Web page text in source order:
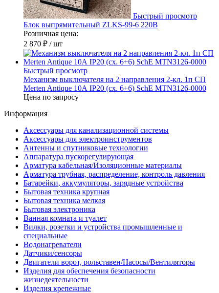
Быстрый просмотр
Блок выпрямительный ZLKS-99-6 220В
Розничная цена:
2 870 ₽ / шт
Быстрый просмотр
Механизм выключателя на 2 направления 2-кл. 1п СП
Merten Antique 10А IP20 (сх. 6+6) SchE MTN3126-0000
Цена по запросу
Информация
Аксессуары для канализационной системы
Аксессуары для электроинструментов
Антенны и спутниковые технологии
Аппаратура пускорегулирующая
Арматура кабельная/Изоляционные материалы
Арматура трубная, распределение, контроль давления
Батарейки, аккумуляторы, зарядные устройства
Бытовая техника крупная
Бытовая техника мелкая
Бытовая электроника
Ванная комната и туалет
Вилки, розетки и устройства промышленные и
специальные
Водонагреватели
Датчики/сенсоры
Двигатели ворот, рольставен/Насосы/Вентиляторы
Изделия для обеспечения безопасности
жизнедеятельности
Изделия крепежные